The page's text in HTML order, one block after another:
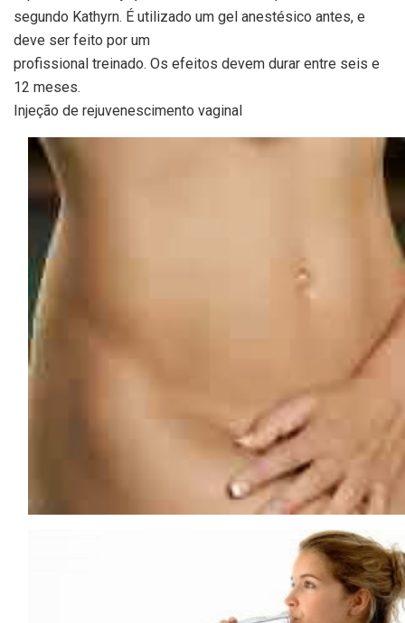
segundo Kathyrn. É utilizado um gel anestésico antes, e
deve ser feito por um
profissional treinado. Os efeitos devem durar entre seis e
12 meses.
Injeção de rejuvenescimento vaginal